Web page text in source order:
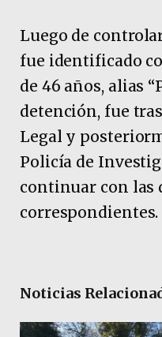
Luego de
fue identificado
de 46 años, alias
detención, fue
Legal y
Policía de
continuar con las
correspondientes.
Noticias